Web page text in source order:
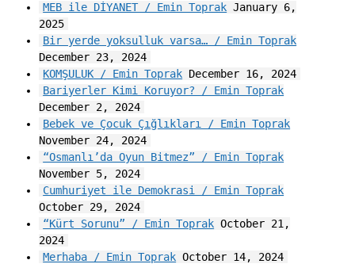
MEB ile DİYANET / Emin Toprak January 6,
2025
Bir yerde yoksulluk varsa… / Emin Toprak
December 23, 2024
KOMŞULUK / Emin Toprak December 16, 2024
Bariyerler Kimi Koruyor? / Emin Toprak
December 2, 2024
Bebek ve Çocuk Çığlıkları / Emin Toprak
November 24, 2024
“Osmanlı’da Oyun Bitmez” / Emin Toprak
November 5, 2024
Cumhuriyet ile Demokrasi / Emin Toprak
October 29, 2024
“Kürt Sorunu” / Emin Toprak October 21,
2024
Merhaba / Emin Toprak October 14, 2024